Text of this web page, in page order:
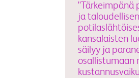
"Tärkeimpänä
ja
kansalaisten
säilyy ja
osallistumaan